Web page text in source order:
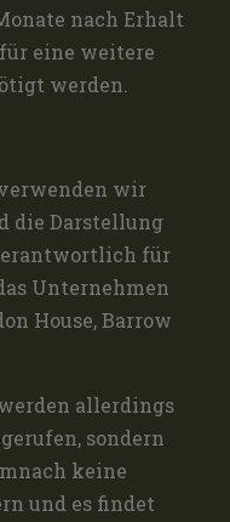
nach Erhalt
eine weitere
werden.
wir
die Darstellung
für
Unternehmen
House, Barrow
allerdings
sondern
keine
und es findet